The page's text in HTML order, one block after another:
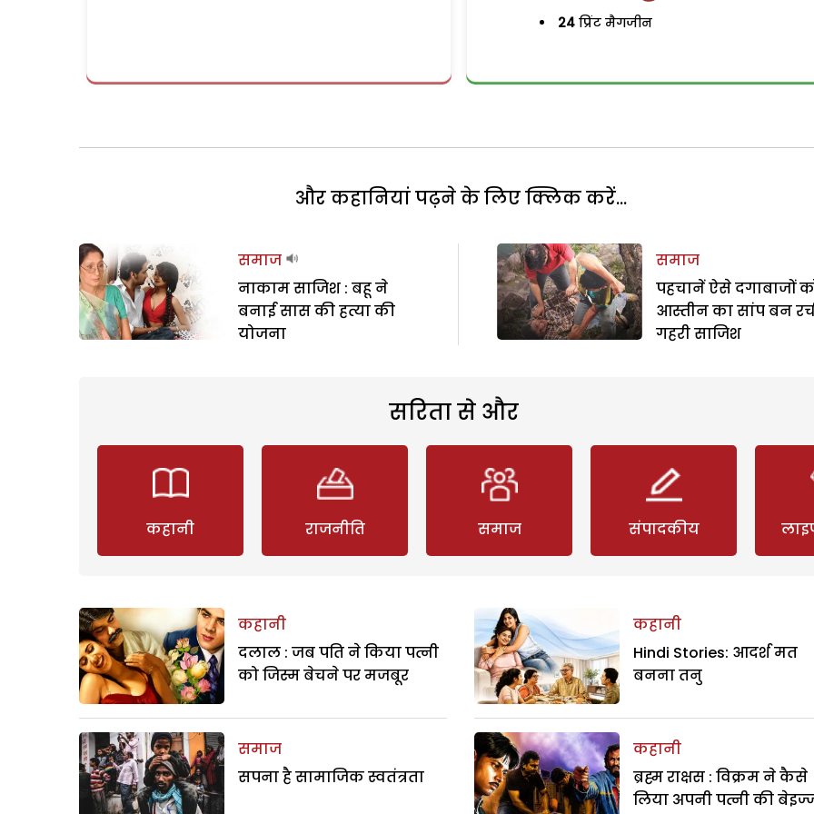
24 प्रिंट मैगजीन
और कहानियां पढ़ने के लिए क्लिक करें...
समाज
नाकाम साजिश : बहू ने
बनाई सास की हत्या की
योजना
समाज
पहचानें ऐसे दगाबाजों
आस्तीन का सांप बन
गहरी साजिश
सरिता से और
कहानी राजनीति समाज संपादकीय
कहानी
दलाल : जब पति ने किया पत्नी
को जिस्म बेचने पर मजबूर
समाज
सपना है सामाजिक स्वतंत्रता
कहानी
Hindi Stories: आदर्श मत
बनना तनु
कहानी
ब्रह्म राक्षस : विक्रम ने कैसे
लिया अपनी पत्नी की